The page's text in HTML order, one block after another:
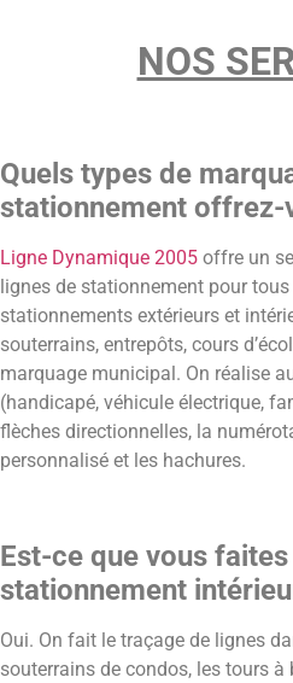
NOS
Quels types de
stationnement offrez-
Ligne Dynamique 2005 offre un
lignes de stationnement pour
stationnements extérieurs et
souterrains, entrepôts, cours
marquage municipal. On réalise
(handicapé, véhicule électrique,
flèches directionnelles, la
personnalisé et les hachures.
Est-ce que vous
stationnement
Oui. On fait le traçage de lignes
souterrains de condos, les tours à